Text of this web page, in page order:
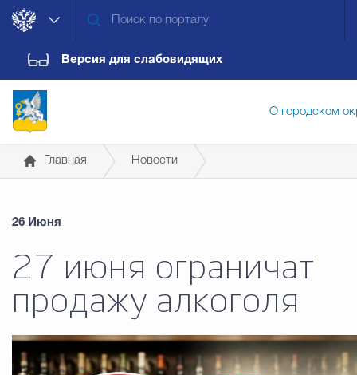
Версия для слабовидящих
О городском
Новости Обращения граждан
Муниципальная
Главная Новости
26 Июня
27 июня ограничат
продажу алкоголя